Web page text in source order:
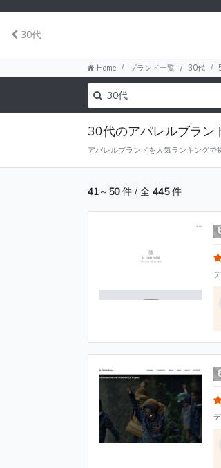
30代
Home ブランド一覧 30代
30代のアパレルブラン
アパレルブランドを人気ランキング
41～ 50件 / 全 445件